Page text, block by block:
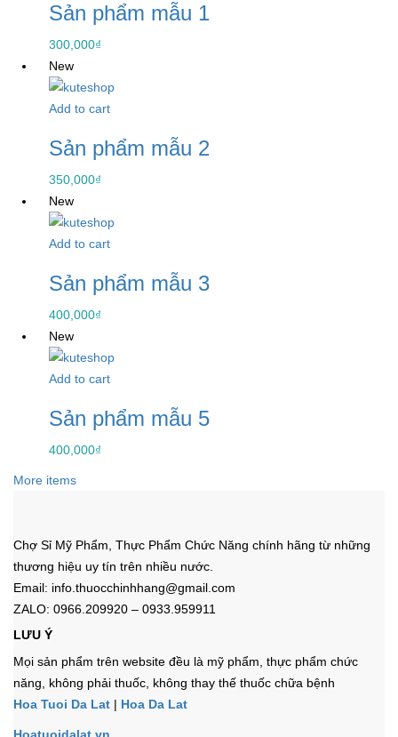
Sản phẩm mẫu 1
300,000₫
New
Add to cart
Sản phẩm mẫu 2
350,000₫
New
Add to cart
Sản phẩm mẫu 3
400,000₫
New
Add to cart
Sản phẩm mẫu 5
400,000₫
More items
Chợ Sỉ Mỹ Phẩm, Thực Phẩm Chức Năng chính hãng từ những
thương hiệu uy tín trên nhiều nước.
Email: info.thuocchinhhang@gmail.com
ZALO: 0966.209920 – 0933.959911
LƯU Ý
Mọi sản phẩm trên website đều là mỹ phẩm, thực phẩm chức
năng, không phải thuốc, không thay thế thuốc chữa bệnh
Hoa Tuoi Da Lat | Hoa Da Lat